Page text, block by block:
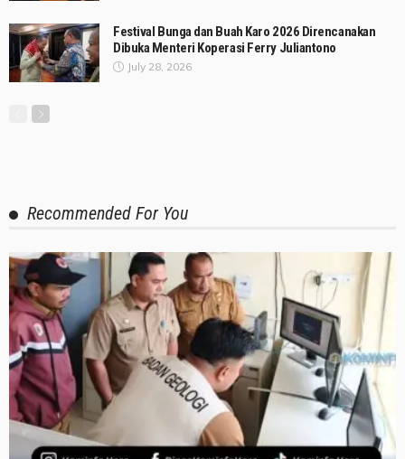
Festival Bunga dan Buah Karo 2026 Direncanakan
Dibuka Menteri Koperasi Ferry Juliantono
July 28, 2026
Recommended For You